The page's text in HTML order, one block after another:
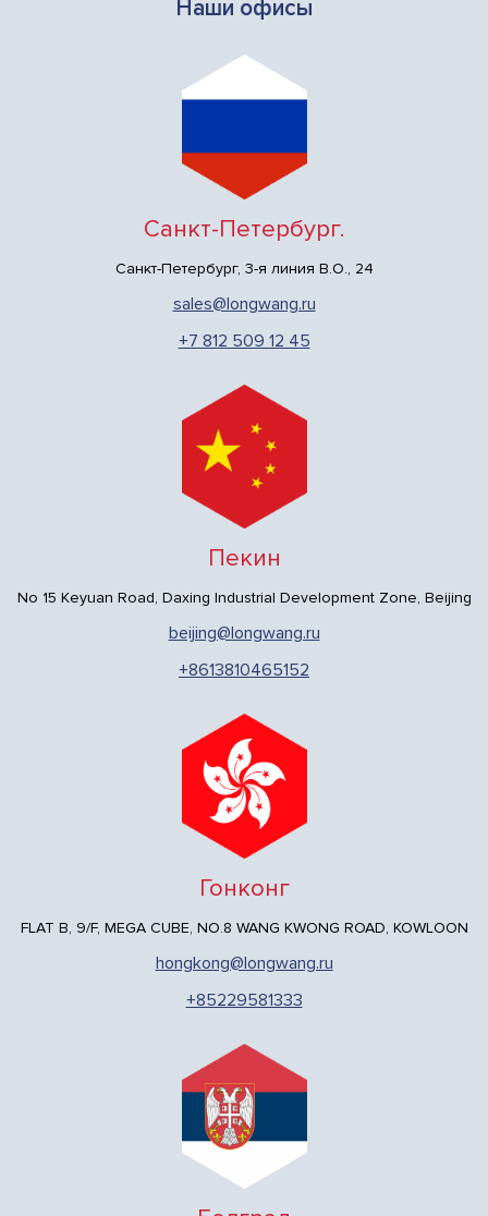
Наши офисы
Санкт-Петербург.
Санкт-Петербург, 3-я линия В.О., 24
sales@longwang.ru
+7 812 509 12 45
Пекин
No 15 Keyuan Road, Daxing Industrial Development Zone, Beijing
beijing@longwang.ru
+8613810465152
Гонконг
FLAT B, 9/F, MEGA CUBE, NO.8 WANG KWONG ROAD, KOWLOON
hongkong@longwang.ru
+85229581333